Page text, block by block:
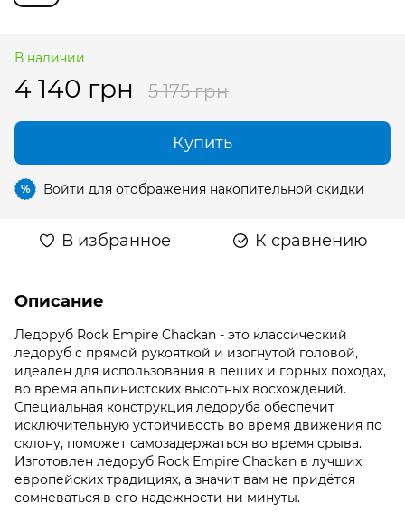
В наличии
4 140 грн 5 175 грн
Купить
% Войти для отображения накопительной скидки
В избранное К сравнению
Описание
Ледоруб Rock Empire Chackan - это классический
ледоруб с прямой рукояткой и изогнутой головой,
идеален для использования в пеших и горных походах,
во время альпинистских высотных восхождений.
Специальная конструкция ледоруба обеспечит
исключительную устойчивость во время движения по
склону, поможет самозадержаться во время срыва.
Изготовлен ледоруб Rock Empire Chackan в лучших
европейских традициях, а значит вам не придётся
сомневаться в его надежности ни минуты.